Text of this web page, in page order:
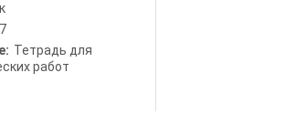
Тетрадь для
работ